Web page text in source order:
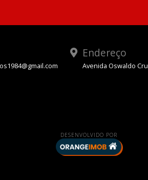
Endereço
Avenida Oswaldo
DESENVOLVIDO POR